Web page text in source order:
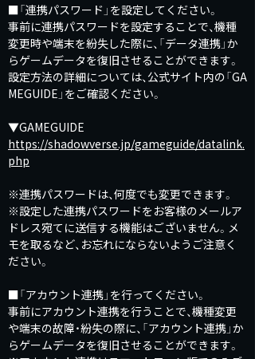
■「連携パスワード」を設定してください。
事前に連携パスワードを設定することで、機種
変更時や端末を紛失した際に、「データ連携」か
らゲームデータを復旧させることができます。
設定方法の詳細については、公式サイト内の「GA
MEGUIDE」をご確認ください。
▼GAMEGUIDE
https://shadowverse.jp/gameguide/datalink.
php
※連携パスワードは、何度でも変更できます。
※設定した連携パスワードをお客様のメールア
ドレス宛てに送信する機能はございません。メ
モを取るなど、お忘れにならないようご注意く
ださい。
■「アカウント連携」を行ってください。
事前にアカウント連携を行うことで、機種変更
や端末の故障・紛失の際に、「アカウント連携」か
らゲームデータを復旧させることができます。